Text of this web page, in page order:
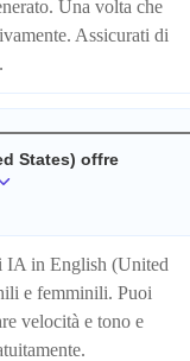
Una volta che
Assicurati di
States) offre
IA in English (United
e femminili. Puoi
velocità e tono e